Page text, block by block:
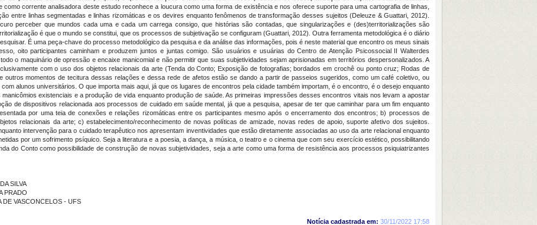
como corrente analisadora deste estudo reconhece a loucura como uma forma de existência e nos oferece suporte para uma cartografia de linhas,
entre linhas segmentadas e linhas rizomáticas e os devires enquanto fenômenos de transformação desses sujeitos (Deleuze & Guattari, 2012).
perceber que mundos cada uma e cada um carrega consigo, que histórias são contadas, que singularizações e (des)territorializações são
é que o mundo se constitui, que os processos de subjetivação se configuram (Guattari, 2012). Outra ferramenta metodológica é o diário
É uma peça-chave do processo metodológico da pesquisa e da análise das informações, pois é neste material que encontro os meus sinais
oito participantes caminham e produzem juntos e juntas comigo. São usuários e usuárias do Centro de Atenção Psicossocial II Walterdes
o maquinário de opressão e encaixe manicomial e não permitir que suas subjetividades sejam aprisionadas em territórios despersonalizados. A
com o uso dos objetos relacionais da arte (Tenda do Conto; Exposição de fotografias; bordados em crochê ou ponto cruz; Rodas de
outros momentos de tecitura dessas relações e dessa rede de afetos estão se dando a partir de passeios sugeridos, como um café coletivo, ou
alunos universitários. O que importa mais aqui, já que os lugares de encontros pela cidade também importam, é o encontro, é o desejo enquanto
existenciais e a produção de vida enquanto produção de saúde. As primeiras impressões desses encontros vitais nos levam a apostar
de dispositivos relacionada aos processos de cuidado em saúde mental, já que a pesquisa, apesar de ter que caminhar para um fim enquanto
por uma teia de conexões e relações rizomáticas entre os participantes mesmo após o encerramento dos encontros; b) processos de
relacionais da arte; c) estabelecimento/reconhecimento de novas políticas de amizade, novas redes de apoio, suporte afetivo dos sujeitos.
intervenção para o cuidado terapêutico nos apresentam inventividades que estão diretamente associadas ao uso da arte relacional enquanto
por um sofrimento psíquico. Seja a literatura e a poesia, a dança, a música, o teatro e o cinema que com seu exercício estético, possibilitando
do Conto como possibilidade de construção de novas subjetividades, seja a arte como uma forma de resistência aos processos psiquiatrizantes
SILVA
PRADO
DE VASCONCELOS - UFS
Notícia cadastrada em: 30/11/2022 17:58